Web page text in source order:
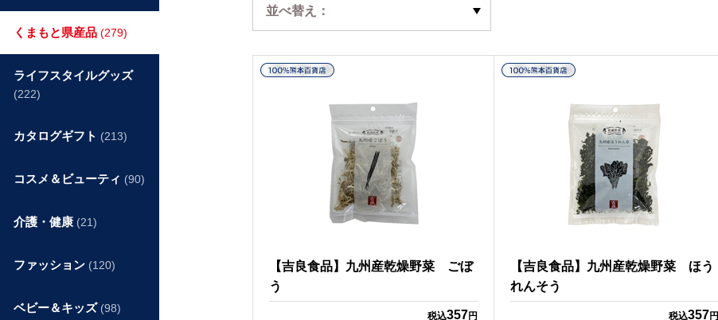
並べ替え：
【吉良食品】九州産乾燥野菜 ごぼ
う
税込357円
【吉良食品】九州産乾燥野菜 ほう
れんそう
税込357円
くまもと県産品 (279)
ライフスタイルグッズ
(222)
カタログギフト (213)
コスメ＆ビューティ (90)
介護・健康 (21)
ファッション (120)
ベビー＆キッズ (98)